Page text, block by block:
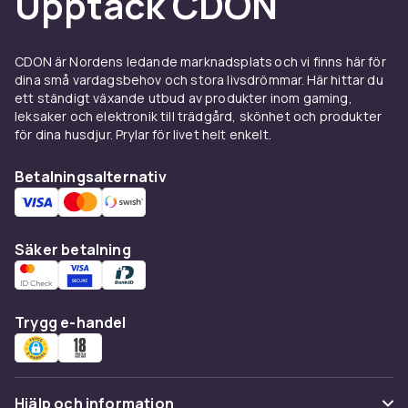
Sortimentet innehåller titlar på svenska,
engelska och andra språk, så du kan välja den
version som passar dig bäst.
Fler kategorier att utforska
Vill du bredda perspektivet ytterligare finns
Böcker om organisationer
förstå hur team och företag fungerar i
praktiken, samt
kunskap om affärer och kunder.
Oavsett om du precis blivit chef, leder ett
ledarskap som medarbetare hittar du hos
CDON böcker som ger konkreta verktyg att ta
med dig in i vardagen.
CDON är Nordens ledande marknadsplats och vi finns här för
dina små vardagsbehov och stora livsdrömmar. Här hittar du
ett ständigt växande utbud av produkter inom gaming,
leksaker och elektronik till trädgård, skönhet och produkter
för dina husdjur. Prylar för livet helt enkelt.
Betalningsalternativ
Säker betalning
Trygg e-handel
Hjälp och information